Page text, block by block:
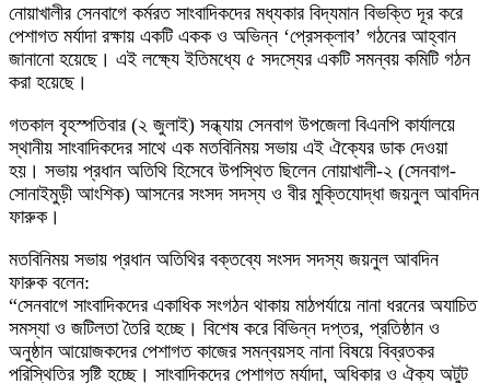
নোয়াখালীর সেনবাগে কর্মরত সাংবাদিকদের মধ্যকার বিদ্যমান বিভক্তি দূর করে
পেশাগত মর্যাদা রক্ষায় একটি একক ও অভিন্ন ‘প্রেসক্লাব’ গঠনের আহ্বান
জানানো হয়েছে। এই লক্ষ্যে ইতিমধ্যে ৫ সদস্যের একটি সমন্বয় কমিটি গঠন
করা হয়েছে।
​গতকাল বৃহস্পতিবার (২ জুলাই) সন্ধ্যায় সেনবাগ উপজেলা বিএনপি কার্যালয়ে
স্থানীয় সাংবাদিকদের সাথে এক মতবিনিময় সভায় এই ঐক্যের ডাক দেওয়া
হয়। সভায় প্রধান অতিথি হিসেবে উপস্থিত ছিলেন নোয়াখালী-২ (সেনবাগ-
সোনাইমুড়ী আংশিক) আসনের সংসদ সদস্য ও বীর মুক্তিযোদ্ধা জয়নুল আবদিন
ফারুক।
​মতবিনিময় সভায় প্রধান অতিথির বক্তব্যে সংসদ সদস্য জয়নুল আবদিন
ফারুক বলেন:
“সেনবাগে সাংবাদিকদের একাধিক সংগঠন থাকায় মাঠপর্যায়ে নানা ধরনের অযাচিত
সমস্যা ও জটিলতা তৈরি হচ্ছে। বিশেষ করে বিভিন্ন দপ্তর, প্রতিষ্ঠান ও
অনুষ্ঠান আয়োজকদের পেশাগত কাজের সমন্বয়সহ নানা বিষয়ে বিব্রতকর
পরিস্থিতির সৃষ্টি হচ্ছে। সাংবাদিকদের পেশাগত মর্যাদা, অধিকার ও ঐক্য অটুট